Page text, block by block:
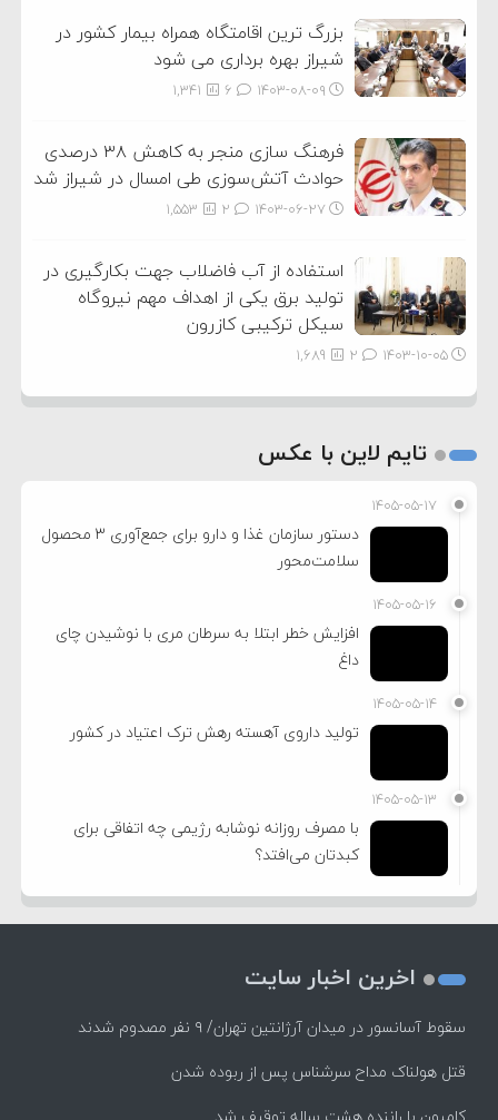
بزرگ ترین اقامتگاه همراه بیمار کشور در
شیراز بهره برداری می شود
۱۴۰۳-۰۸-۰۹ 1,341
فرهنگ سازی منجر به کاهش ۳۸ درصدی
حوادث آتش‌سوزی طی امسال در شیراز شد
۱۴۰۳-۰۶-۲۷ 1,553
استفاده از آب فاضلاب جهت بکارگیری در
تولید برق یکی از اهداف مهم نیروگاه
سیکل ترکیبی کازرون
۱۴۰۳-۱۰-۰۵ 1,689
تایم لاین با عکس
۱۴۰۵-۰۵-۱۷
دستور سازمان غذا و دارو برای جمع‌آوری ۳ محصول
سلامت‌محور
۱۴۰۵-۰۵-۱۶
افزایش خطر ابتلا به سرطان مری با نوشیدن چای
داغ
۱۴۰۵-۰۵-۱۴
تولید داروی آهسته رهش ترک اعتیاد در کشور
۱۴۰۵-۰۵-۱۳
با مصرف روزانه نوشابه رژیمی چه اتفاقی برای
کبدتان می‌افتد؟
اخرین اخبار سایت
سقوط آسانسور در میدان آرژانتین تهران/ ۹ نفر مصدوم شدند
قتل هولناک مداح سرشناس پس از ربوده شدن